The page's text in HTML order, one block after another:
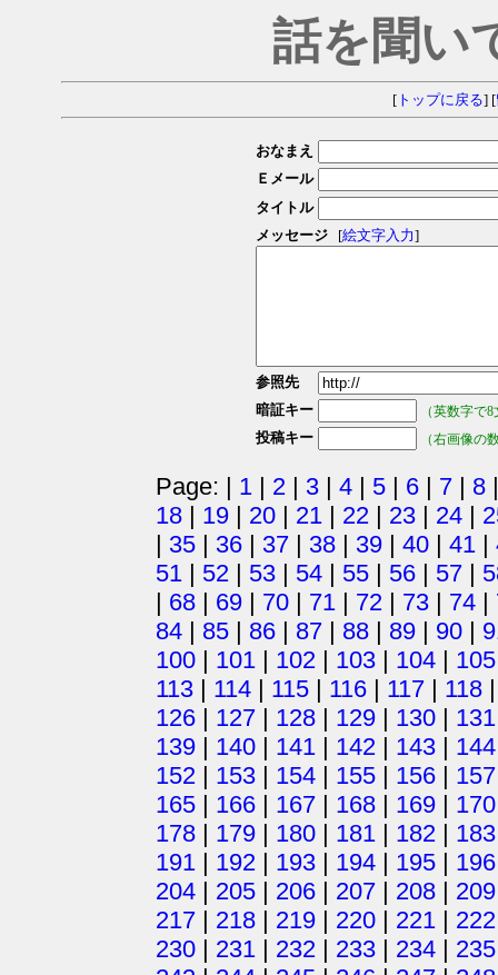
話を聞い
[トップに戻る] [
おなまえ
Ｅメール
タイトル
メッセージ
[絵文字入力]
参照先
暗証キー
（英数字で
投稿キー （右画像の
Page: | 1 | 2 | 3 | 4 | 5 | 6 | 7 | 8
18 | 19 | 20 | 21 | 22 | 23 | 24 |
| 35 | 36 | 37 | 38 | 39 | 40 | 41 |
51 | 52 | 53 | 54 | 55 | 56 | 57 |
| 68 | 69 | 70 | 71 | 72 | 73 | 74 |
84 | 85 | 86 | 87 | 88 | 89 | 90 |
100 | 101 | 102 | 103 | 104 | 105
113 | 114 | 115 | 116 | 117 | 118
126 | 127 | 128 | 129 | 130 | 131
139 | 140 | 141 | 142 | 143 | 144
152 | 153 | 154 | 155 | 156 | 157
165 | 166 | 167 | 168 | 169 | 170
178 | 179 | 180 | 181 | 182 | 183
191 | 192 | 193 | 194 | 195 | 196
204 | 205 | 206 | 207 | 208 | 209
217 | 218 | 219 | 220 | 221 | 222
230 | 231 | 232 | 233 | 234 | 235